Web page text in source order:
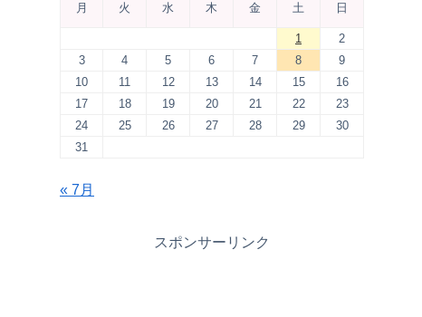
月 火 水 木 金 土 日
1
2
3
4 5 6 7 8
9
10
11 12 13 14 15
16
17
18 19 20 21 22
23
24
25 26 27 28 29
30
31
« 7月
スポンサーリンク